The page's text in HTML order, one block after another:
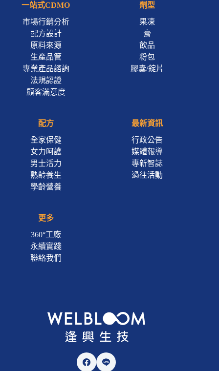
一站式CDMO
市場行銷分析
配方設計
原料來源
生產品管
專業產品諮詢
法規認證
顧客滿意度
劑型
果凍
膏
飲品
粉包
膠囊/錠片
配方
全家保健
女力呵護
男士活力
熟齡養生
學齡營養
最新資訊
行政公告
媒體報導
專新智誌
過往活動
更多
360°工廠
永續實踐
聯絡我們